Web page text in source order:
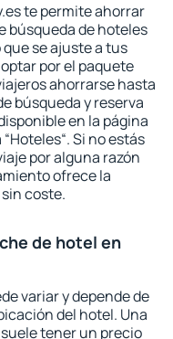
te permite ahorrar
búsqueda de hoteles
se ajuste a tus
por el paquete
ahorrarse hasta
búsqueda y reserva
en la página
Si no estás
por alguna razón
ofrece la
coste.
de hotel en
variar y depende de
del hotel. Una
tener un precio